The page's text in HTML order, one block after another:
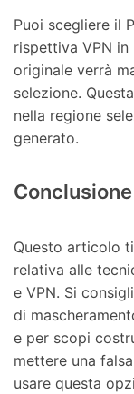
Puoi scegliere il
rispettiva VPN
originale verrà
selezione.
nella regione
generato.
Conclusione
Questo articolo
relativa alle
e VPN. Si
di
e per scopi
mettere una
usare questa